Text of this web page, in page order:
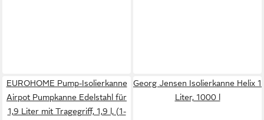
EUROHOME Pump-Isolierkanne
Airpot Pumpkanne Edelstahl für
1,9 Liter mit Tragegriff, 1,9 l, (1-
Georg Jensen Isolierkanne Helix 1
Liter, 1000 l